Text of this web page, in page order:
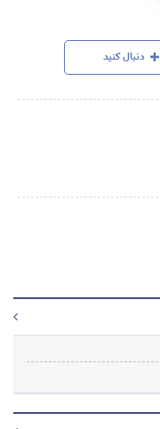
دنبال کنید